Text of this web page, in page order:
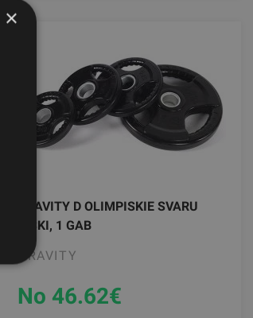
GRAVITY D OLIMPISKIE SVARU
DISKI, 1 GAB
GRAVITY
No 46.62€
×